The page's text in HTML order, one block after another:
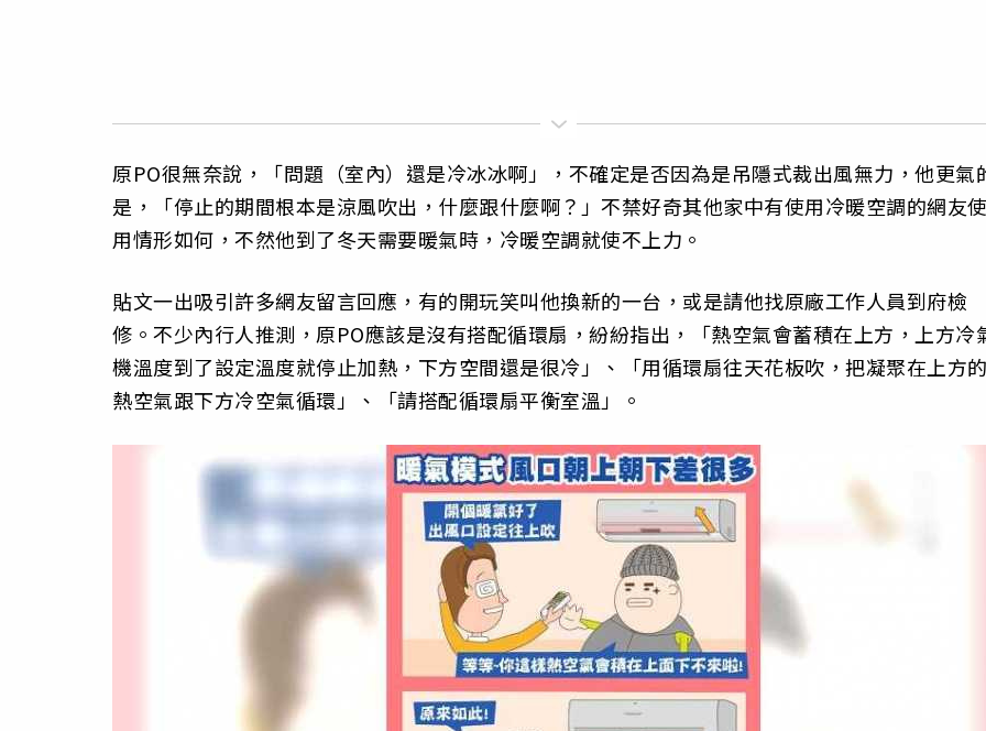
原PO很無奈說，「問題（室內）還是冷冰冰啊」，不確定是否因為是吊隱式裁出風無力，他更氣
是，「停止的期間根本是涼風吹出，什麼跟什麼啊？」不禁好奇其他家中有使用冷暖空調的網友
用情形如何，不然他到了冬天需要暖氣時，冷暖空調就使不上力。
貼文一出吸引許多網友留言回應，有的開玩笑叫他換新的一台，或是請他找原廠工作人員到府檢
修。不少內行人推測，原PO應該是沒有搭配循環扇，紛紛指出，「熱空氣會蓄積在上方，上方冷
機溫度到了設定溫度就停止加熱，下方空間還是很冷」、「用循環扇往天花板吹，把凝聚在上方
熱空氣跟下方冷空氣循環」、「請搭配循環扇平衡室溫」。